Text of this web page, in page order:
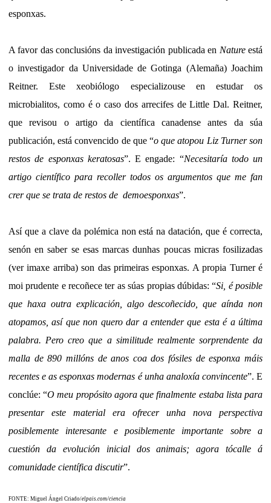
esponxas.
A favor das conclusións da investigación publicada en Natureestá
o investigador da Universidade de Gotinga (Alemaña) Joachim
Reitner. Este xeobiólogo especializouse en estudar os
microbialitos, como é o caso dos arrecifes de Little Dal. Reitner,
que revisou o artigo da científica canadense antes da súa
publicación, está convencido de que “o que atopou Liz Turner son
restos de esponxas keratosas”. E engade: “Necesitaría todo un
artigo científico para recoller todos os argumentos que me fan
crer que se trata de restos de demoesponxas”.
Así que a clave da polémica non está na datación, que é correcta,
senón en saber se esas marcas dunhas poucas micras fosilizadas
(ver imaxe arriba) son das primeiras esponxas. A propia Turner é
moi prudente e recoñece ter as súas propias dúbidas: “Si, é posible
que haxa outra explicación, algo descoñecido, que aínda non
atopamos, así que non quero dar a entender que esta é a última
palabra. Pero creo que a similitude realmente sorprendente da
malla de 890 millóns de anos coa dos fósiles de esponxa máis
recentes e as esponxas modernas é unha analoxía convincente”. E
conclúe: “O meu propósito agora que finalmente estaba lista para
presentar este material era ofrecer unha nova perspectiva
posiblemente interesante e posiblemente importante sobre a
cuestión da evolución inicial dos animais; agora tócalle á
comunidade científica discutir”.
FONTE: Miguel Ángel Criado/elpais.com/ciencia